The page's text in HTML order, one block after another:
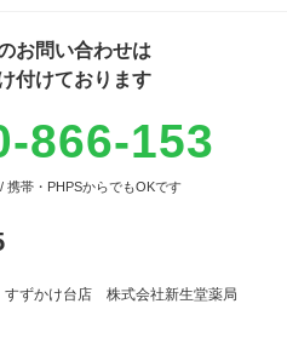
お問い合わせは
付けております
866-153
携帯・PHPSからでもOKです
ずかけ台店 株式会社新生堂薬局